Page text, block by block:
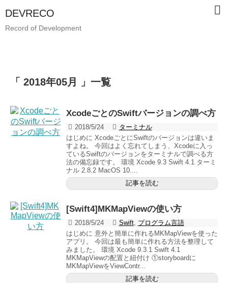
DEVRECO
Record of Development
「 2018年05月 」一覧
XcodeごとのSwiftバージョンの調べ方
2018/5/24
ターミナル
はじめに XcodeごとにSwiftのバージョンは違いま
すよね。 今回はよく忘れてしまう、Xcodeに入っ
ているSwiftのバージョンをターミナルで調べる方
法の備忘録です。 環境 Xcode 9.3 Swift 4.1 ターミ
ナル 2.8.2 MacOS 10....
記事を読む
[Swift4]MKMapViewの使い方
2018/5/24 Swift, プログラム言語
はじめに 意外と簡単に作れるMKMapViewを使った
アプリ。 今回は最も簡単に作れる方法を整理して
みました。 環境 Xcode 9.3.1 Swift 4.1
MKMapViewの配置と紐付け ①storyboardに
MKMapViewをViewContr...
記事を読む